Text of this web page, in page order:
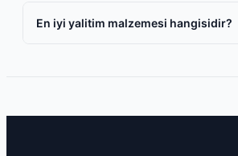
En iyi yalitim malzemesi hangisidir?